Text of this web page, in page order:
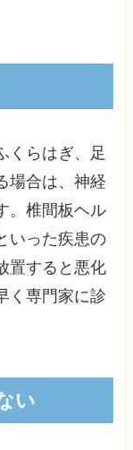
くらはぎ、足
場合は、神経
。椎間板ヘル
いった疾患の
置すると悪化
く専門家に診
い